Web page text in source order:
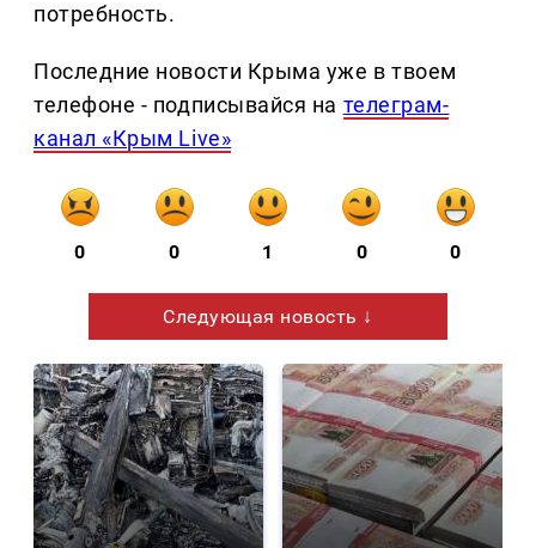
потребность.
Последние новости Крыма уже в твоем
телефоне - подписывайся на телеграм-
канал «Крым Live»
0 0 1 0 0
Следующая новость ↓